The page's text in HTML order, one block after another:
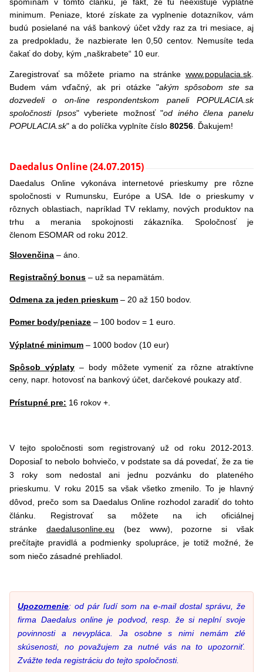
minimum. Peniaze, ktoré získate za vyplnenie dotazníkov, vám
budú posielané na váš bankový účet vždy raz za tri mesiace, aj
za predpokladu, že nazbierate len 0,50 centov. Nemusíte teda
čakať do doby, kým „naškrabete“ 10 eur.
Zaregistrovať sa môžete priamo na stránke www.populacia.sk.
Budem vám vďačný, ak pri otázke "akým spôsobom ste sa
dozvedeli o on-line respondentskom paneli POPULACIA.sk
spoločnosti Ipsos" vyberiete možnosť "od iného člena panelu
POPULACIA.sk" a do políčka vyplníte číslo80256 . Ďakujem!
Daedalus Online (24.07.2015)
Daedalus Online vykonáva internetové prieskumy pre rôzne
spoločnosti v Rumunsku, Európe a USA. Ide o prieskumy v
rôznych oblastiach, napríklad TV reklamy, nových produktov na
trhu a merania spokojnosti zákazníka. Spoločnosť je
členom ESOMAR od roku 2012.
Slovenčina – áno.
Registračný bonus – už sa nepamätám.
Odmena za jeden prieskum – 20 až 150 bodov.
Pomer body/peniaze – 100 bodov = 1 euro.
Výplatné minimum – 1000 bodov (10 eur)
Spôsob výplaty – body môžete vymeniť za rôzne atraktívne
ceny, napr. hotovosť na bankový účet, darčekové poukazy atď.
Prístupné pre: 16 rokov +.
V tejto spoločnosti som registrovaný už od roku 2012-2013.
Doposiaľ to nebolo bohviečo, v podstate sa dá povedať, že za tie
3 roky som nedostal ani jednu pozvánku do plateného
prieskumu. V roku 2015 sa však všetko zmenilo. To je hlavný
dôvod, prečo som sa Daedalus Online rozhodol zaradiť do tohto
článku. Registrovať sa môžete na ich oficiálnej
stránke daedalusonline.eu (bez www), pozorne si však
prečítajte pravidlá a podmienky spolupráce, je totiž možné, že
som niečo zásadné prehliadol.
Upozornenie: od pár ľudí som na e-mail dostal správu, že
firma Daedalus online je podvod, resp. že si neplní svoje
povinnosti a nevypláca. Ja osobne s nimi nemám zlé
skúsenosti, no považujem za nutné vás na to upozorniť.
Zvážte teda registráciu do tejto spoločnosti.